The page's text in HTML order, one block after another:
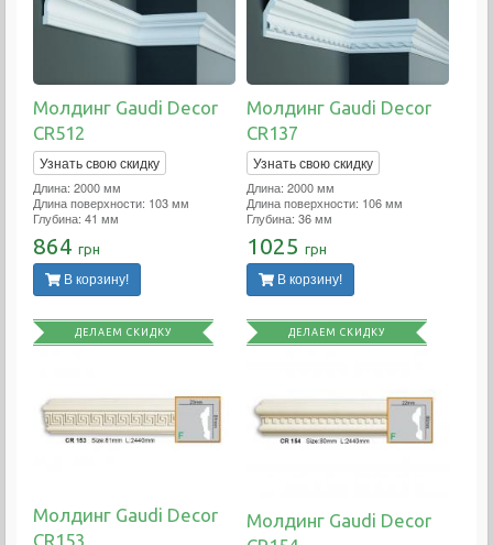
Молдинг Gaudi Decor
CR512
Узнать свою скидку
Длина: 2000 мм
Длина поверхности: 103 мм
Глубина: 41 мм
864 грн
В корзину!
Молдинг Gaudi Decor
CR137
Узнать свою скидку
Длина: 2000 мм
Длина поверхности: 106 мм
Глубина: 36 мм
1025 грн
В корзину!
ДЕЛАЕМ СКИДКУ
Молдинг Gaudi Decor
CR153
ДЕЛАЕМ СКИДКУ
Молдинг Gaudi Decor